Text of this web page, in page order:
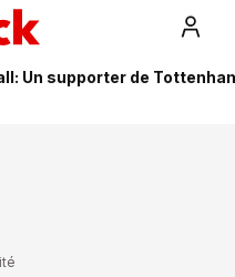
Un supporter de